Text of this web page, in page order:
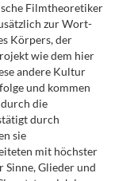
Filmtheoretiker
zur Wort-
Körpers, der
wie dem hier
andere Kultur
und kommen
die
durch
sie
mit höchster
Glieder und